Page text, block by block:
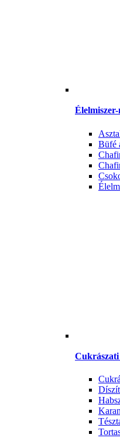
Büfé
Cukrászati